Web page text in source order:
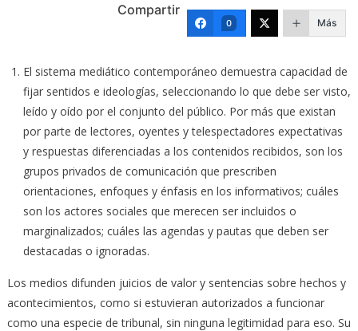
Compartir
0 Más
El sistema mediático contemporáneo demuestra capacidad de
fijar sentidos e ideologías, seleccionando lo que debe ser visto,
leído y oído por el conjunto del público. Por más que existan
por parte de lectores, oyentes y telespectadores expectativas
y respuestas diferenciadas a los contenidos recibidos, son los
grupos privados de comunicación que prescriben
orientaciones, enfoques y énfasis en los informativos; cuáles
son los actores sociales que merecen ser incluidos o
marginalizados; cuáles las agendas y pautas que deben ser
destacadas o ignoradas.
Los medios difunden juicios de valor y sentencias sobre hechos y
acontecimientos, como si estuvieran autorizados a funcionar
como una especie de tribunal, sin ninguna legitimidad para eso. Su